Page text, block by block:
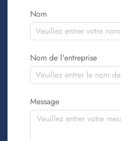
Nom
Nom de l'entreprise
Message